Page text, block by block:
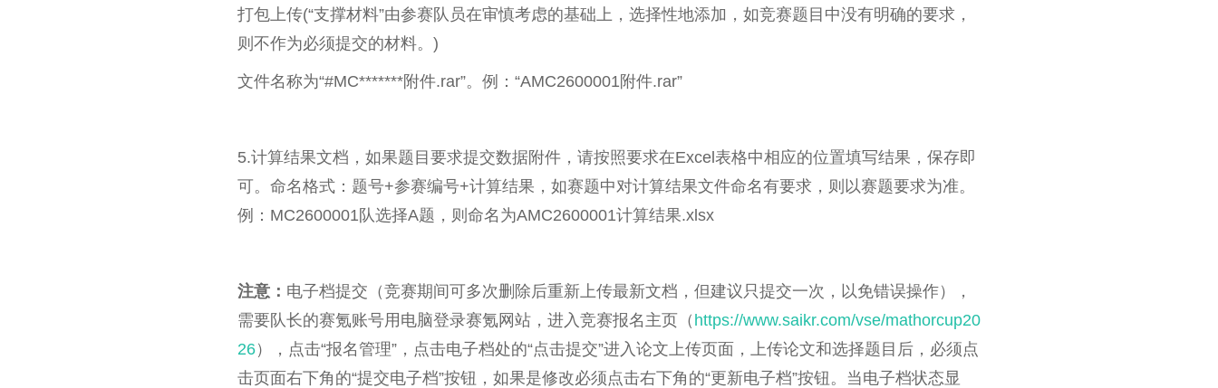
打包上传(“支撑材料”由参赛队员在审慎考虑的基础上，选择性地添加，如竞赛题目中没有明确的要求，
则不作为必须提交的材料。)
文件名称为“#MC*******附件.rar”。例：“AMC2600001附件.rar”
5.计算结果文档，如果题目要求提交数据附件，请按照要求在Excel表格中相应的位置填写结果，保存即
可。命名格式：题号+参赛编号+计算结果，如赛题中对计算结果文件命名有要求，则以赛题要求为准。
例：MC2600001队选择A题，则命名为AMC2600001计算结果.xlsx
注意： 电子档提交（竞赛期间可多次删除后重新上传最新文档，但建议只提交一次，以免错误操作），
需要队长的赛氪账号用电脑登录赛氪网站，进入竞赛报名主页（ https://www.saikr.com/vse/mathorcup20
26），点击“报名管理”，点击电子档处的“点击提交”进入论文上传页面，上传论文和选择题目后，必须点
击页面右下角的“提交电子档”按钮，如果是修改必须点击右下角的“更新电子档”按钮。当电子档状态显